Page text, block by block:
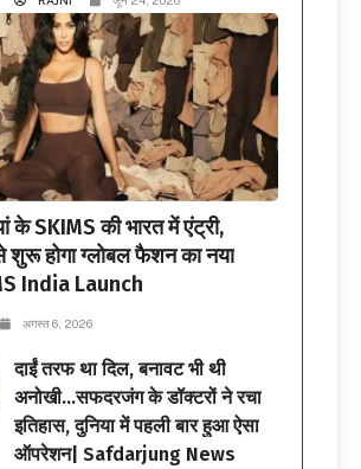
के SKIMS की भारत में एंट्री,
शुरू होगा ग्लोबल फैशन का नया
India Launch
अगस्त 6, 2026
दाईं तरफ था दिल, बनावट भी थी
अनोखी…सफदरजंग के डॉक्टरों ने रचा
इतिहास, दुनिया में पहली बार हुआ ऐसा
ऑपरेशन| Safdarjung News